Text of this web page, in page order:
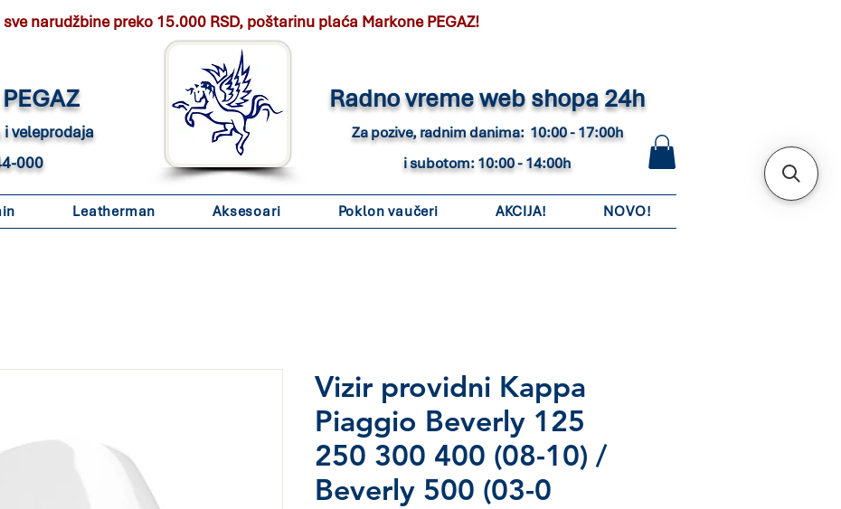
sve narudžbine preko 15.000 RSD, poštarinu plaća Markone PEGAZ!
i veleprodaja
000
Radno vreme web shopa 24h
Za pozive, radnim danima: 10:00 - 17:00h
i subotom: 10:00 - 14:00h
Leatherman Aksesoari Poklon vaučeri AKCIJA! NOVO!
Vizir providni Kappa
Piaggio Beverly 125
250 300 400 (08-10) /
Beverly 500 (03-0